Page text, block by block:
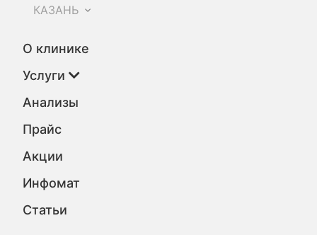
КАЗАНЬ
О клинике
Услуги
Анализы
Прайс
Акции
Инфомат
Статьи